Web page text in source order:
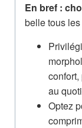
En bref :
belle tous
au
Optez